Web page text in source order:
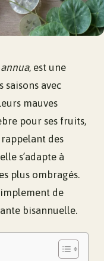
, est une
saisons avec
mauves
pour ses fruits,
des
s’adapte à
plus ombragés.
de
bisannuelle.